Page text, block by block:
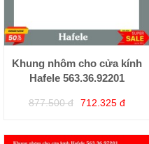
Khung nhôm cho cửa kính
Hafele 563.36.92201
877.500 đ 712.325 đ